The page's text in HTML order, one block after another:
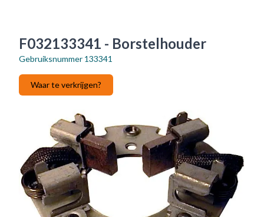
F032133341 - Borstelhouder
Gebruiksnummer 133341
Waar te verkrijgen?